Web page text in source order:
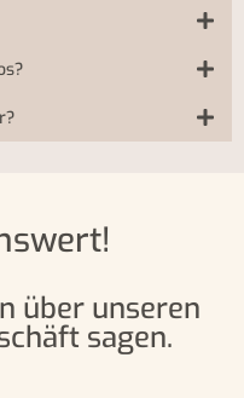
über unseren
sagen.